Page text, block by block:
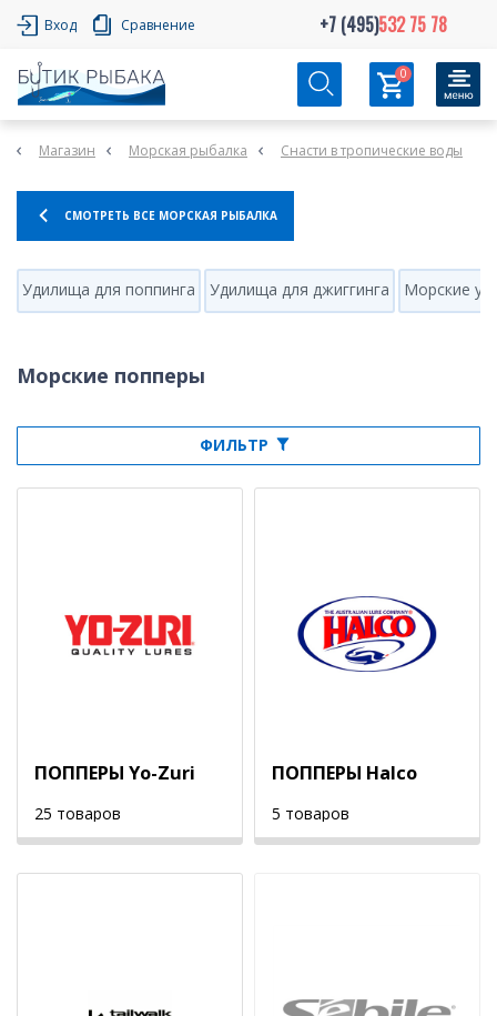
Вход Сравнение +7 (495)532 75 78
0
Магазин Морская рыбалка Снасти в тропические воды
СМОТРЕТЬ ВСЕ МОРСКАЯ РЫБАЛКА
Удилища для поппинга Удилища для джиггинга Морские
Морские попперы
ФИЛЬТР
ПОППЕРЫ Yo-Zuri
25 товаров
ПОППЕРЫ Halco
5 товаров